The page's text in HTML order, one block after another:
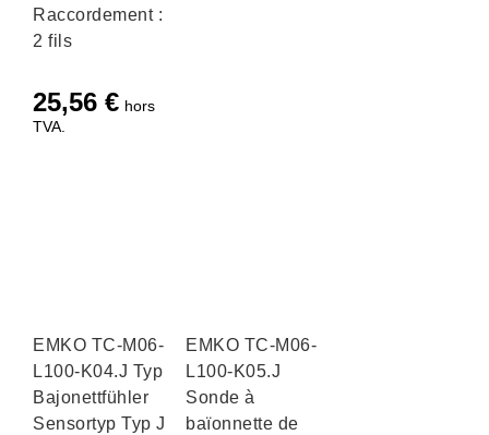
Raccordement :
2 fils
25,56 € hors
TVA.
EMKO TC-M06-
L100-K04.J Typ J
Bajonettfühler
Sensortyp Typ J
EMKO TC-M06-
L100-K05.J
Sonde à
baïonnette de